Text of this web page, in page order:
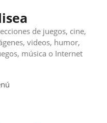
de juegos, cine,
videos, humor,
música o Internet